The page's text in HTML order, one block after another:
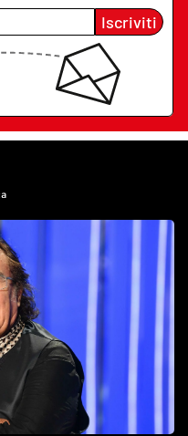
Iscriviti